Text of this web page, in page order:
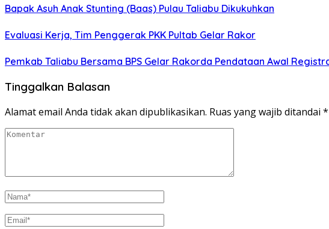
Bapak Asuh Anak Stunting (Baas) Pulau Taliabu Dikukuhkan
Evaluasi Kerja, Tim Penggerak PKK Pultab Gelar Rakor
Pemkab Taliabu Bersama BPS Gelar Rakorda Pendataan Awal
Tinggalkan Balasan
Alamat email Anda tidak akan dipublikasikan. Ruas yang wajib ditandai *